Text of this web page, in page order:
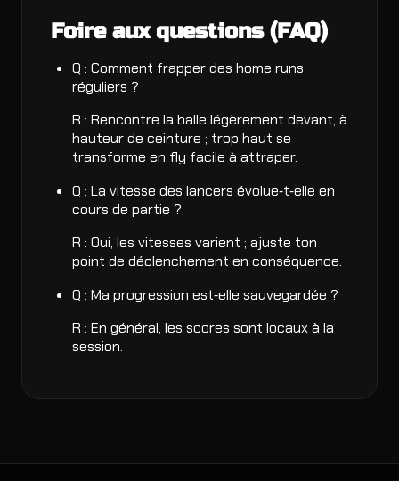
Foire aux questions (FAQ)
Q : Comment frapper des home runs
réguliers ?
R : Rencontre la balle légèrement devant, à
hauteur de ceinture ; trop haut se
transforme en fly facile à attraper.
Q : La vitesse des lancers évolue‑t‑elle en
cours de partie ?
R : Oui, les vitesses varient ; ajuste ton
point de déclenchement en conséquence.
Q : Ma progression est‑elle sauvegardée ?
R : En général, les scores sont locaux à la
session.